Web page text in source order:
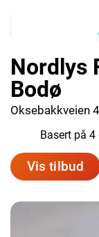
Nordlys
Bodø
Oksebakkveien
Basert på
Vis tilbud